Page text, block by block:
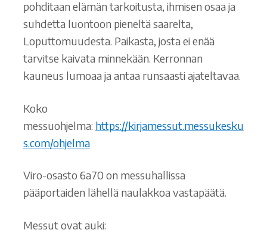
pohditaan elämän tarkoitusta, ihmisen osaa ja
suhdetta luontoon pieneltä saarelta,
Loputtomuudesta. Paikasta, josta ei enää
tarvitse kaivata minnekään. Kerronnan
kauneus lumoaa ja antaa runsaasti ajateltavaa.
Koko
messuohjelma: https://kirjamessut.messukesku
s.com/ohjelma
Viro-osasto 6a70 on messuhallissa
pääportaiden lähellä naulakkoa vastapäätä.
Messut ovat auki: